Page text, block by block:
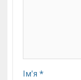
Ім'я *